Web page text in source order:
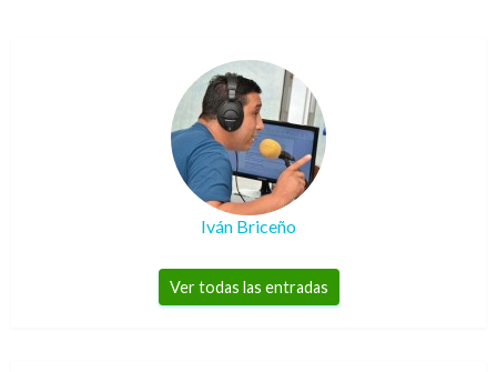
Iván Briceño
Ver todas las entradas